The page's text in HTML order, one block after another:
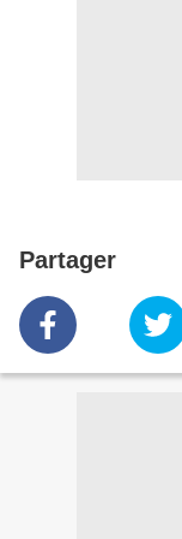
Partager